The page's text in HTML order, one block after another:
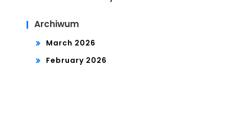
Archiwum
March 2026
February 2026